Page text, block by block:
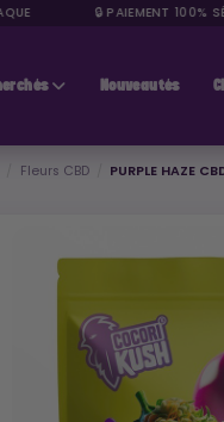
🔒 PAIEMENT 100%
Nouveautés
Fleurs CBD PURPLE HAZE